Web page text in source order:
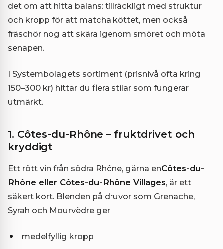
det om att hitta balans: tillräckligt med struktur
och kropp för att matcha köttet, men också
fräschör nog att skära igenom smöret och möta
senapen.
I Systembolagets sortiment (prisnivå ofta kring
150–300 kr) hittar du flera stilar som fungerar
utmärkt.
1. Côtes-du-Rhône – fruktdrivet och
kryddigt
Ett rött vin från södra Rhône, gärna enCôtes-du-
Rhône eller Côtes-du-Rhône Villages, är ett
säkert kort. Blenden på druvor som Grenache,
Syrah och Mourvèdre ger:
medelfyllig kropp